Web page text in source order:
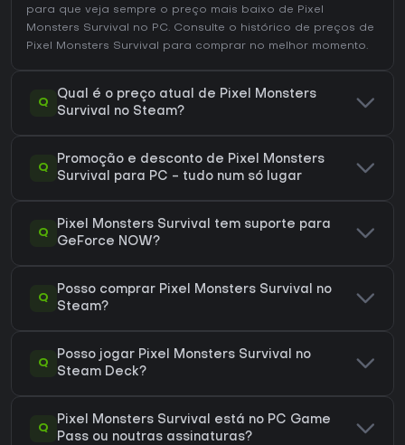
para que veja sempre o preço mais baixo de Pixel
Monsters Survival no PC. Consulte o histórico de preços de
Pixel Monsters Survival
para comprar no melhor momento.
Q
Qual é o preço atual de Pixel Monsters
Survival no Steam?
Q
Promoção e desconto de Pixel Monsters
Survival para PC - tudo num só lugar
Q
Pixel Monsters Survival tem suporte para
GeForce NOW?
Q
Posso comprar Pixel Monsters Survival no
Steam?
Q
Posso jogar Pixel Monsters Survival no
Steam Deck?
Q
Pixel Monsters Survival está no PC Game
Pass ou noutras assinaturas?